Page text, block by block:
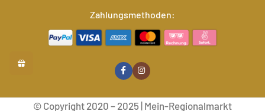
Zahlungsmethoden:
© Copyright 2020 – 2025 | Mein-Regionalmarkt